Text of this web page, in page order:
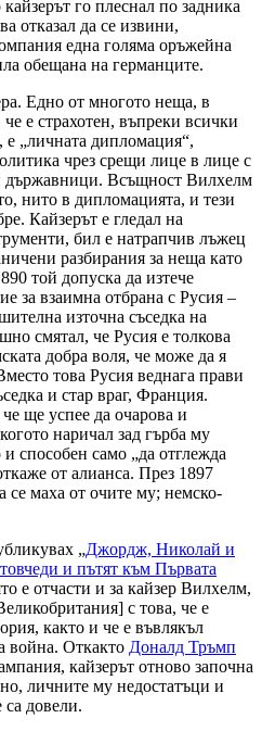
го плеснал по задника
отказал да се извини,
една голяма оръжейна
обещана на германците.
Едно от многото неща, в
е страхотен, въпреки всички
е „личната дипломация“,
чрез срещи лице в лице с
държавници. Всъщност Вилхелм
нито в дипломацията, и тези
Кайзерът е гледал на
бил е натрапчив лъжец
разбирания за неща като
той допуска да изтече
за взаимна отбрана с Русия –
източна съседка на
смятал, че Русия е толкова
добра воля, че може да я
това Русия веднага прави
и стар враг, Франция.
ще успее да очарова и
наричал зад гърба му
способен само „да отглежда
от алианса. През 1897
маха от очите му; немско-
„Джордж, Николай и
и пътят към Първата
е отчасти и за кайзер Вилхелм,
с това, че е
както и че е въвлякъл
война. Откакто Доналд Тръмп
кайзерът отново започна
личните му недостатъци и
са довели.